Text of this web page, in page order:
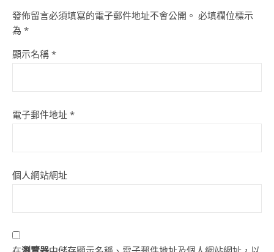
發佈留言必須填寫的電子郵件地址不會公開。 必填欄位標示
為 *
顯示名稱 *
電子郵件地址 *
個人網站網址